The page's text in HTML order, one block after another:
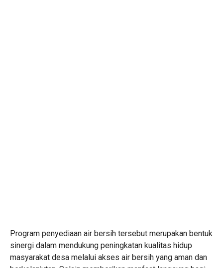
Program penyediaan air bersih tersebut merupakan bentuk
sinergi dalam mendukung peningkatan kualitas hidup
masyarakat desa melalui akses air bersih yang aman dan